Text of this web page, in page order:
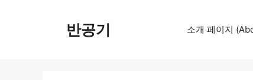
반공기 소개 페이지